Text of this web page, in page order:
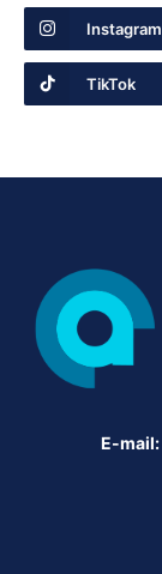
Instagram
TikTok
E-mail: